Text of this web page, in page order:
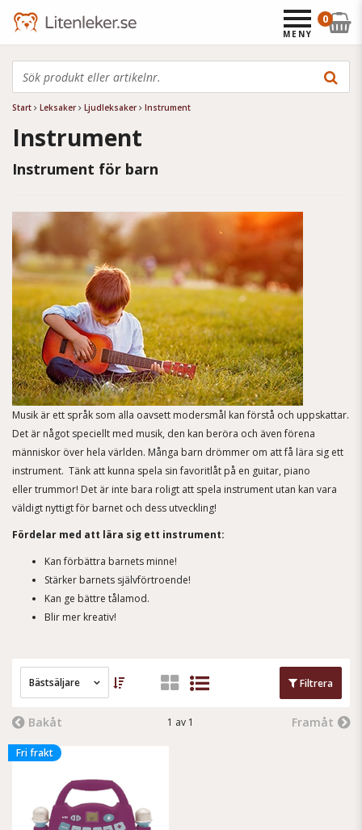
Start Leksaker Ljudleksaker Instrument
Instrument
Instrument för barn
Musik är ett språk som alla oavsett modersmål kan förstå och uppskattar.
Det är något speciellt med musik, den kan beröra och även förena
människor över hela världen. Många barn drömmer om att få lära sig ett
instrument. Tänk att kunna spela sin favoritlåt på en guitar, piano
eller trummor! Det är inte bara roligt att spela instrument utan kan vara
väldigt nyttigt för barnet och dess utveckling!
Fördelar med att lära sig ett instrument:
Kan förbättra barnets minne!
Stärker barnets självförtroende!
Kan ge bättre tålamod.
Blir mer kreativ!
Bästsäljare Filtrera
Bakåt 1 av 1 Framåt
Fri frakt
0
MENY